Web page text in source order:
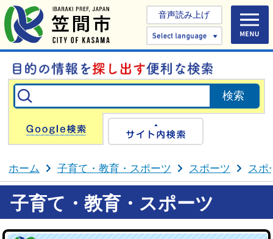
音声読み上げ
Select
Google検索
ホーム 子育て・教育・スポーツ スポーツ スポ
子育て・教育・スポーツ